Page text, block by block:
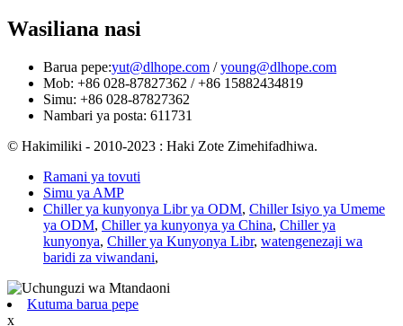
Wasiliana nasi
Barua pepe:yut@dlhope.com /young@dlhope.com
Mob: +86 028-87827362 / +86 15882434819
Simu: +86 028-87827362
Nambari ya posta: 611731
© Hakimiliki - 2010-2023 : Haki Zote Zimehifadhiwa.
Ramani ya tovuti
Simu ya AMP
Chiller ya kunyonya Libr ya ODM, Chiller Isiyo ya Umeme
ya ODM, Chiller ya kunyonya ya China, Chiller ya
kunyonya, Chiller ya Kunyonya Libr, watengenezaji wa
baridi za viwandani,
Kutuma barua pepe
x